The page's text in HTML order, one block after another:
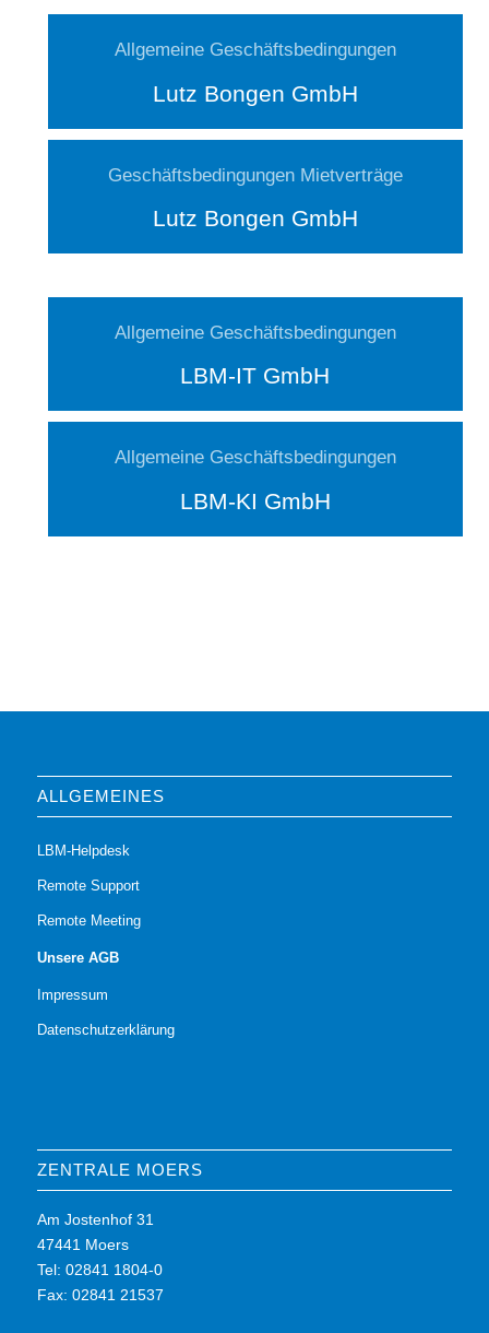
Allgemeine Geschäftsbedingungen
Lutz Bongen GmbH
Geschäftsbedingungen Mietverträge
Lutz Bongen GmbH
Allgemeine Geschäftsbedingungen
LBM-IT GmbH
Allgemeine Geschäftsbedingungen
LBM-KI GmbH
ALLGEMEINES
LBM-Helpdesk
Remote Support
Remote Meeting
Unsere AGB
Impressum
Datenschutzerklärung
ZENTRALE MOERS
Am Jostenhof 31
47441 Moers
Tel: 02841 1804-0
Fax: 02841 21537